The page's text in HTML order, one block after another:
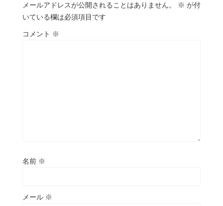
メールアドレスが公開されることはありません。 ※ が付
いている欄は必須項目です
コメント ※
名前 ※
メール ※